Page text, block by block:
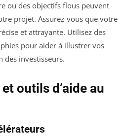
ou des objectifs flous peuvent
projet. Assurez-vous que votre
et attrayante. Utilisez des
pour aider à illustrer vos
des investisseurs.
outils d’aide au